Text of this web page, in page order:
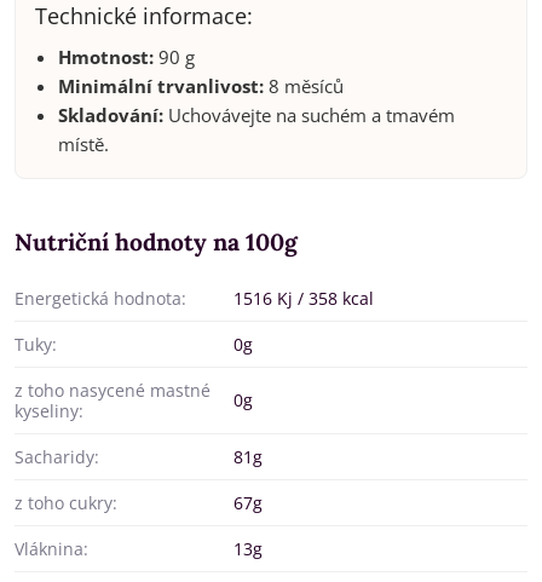
Technické informace:
Hmotnost: 90 g
Minimální trvanlivost: 8 měsíců
Skladování: Uchovávejte na suchém a tmavém
místě.
Nutriční hodnoty na 100g
Energetická hodnota:
1516 Kj / 358 kcal
Tuky:
0g
z toho nasycené mastné
kyseliny:
0g
Sacharidy:
81g
z toho cukry:
67g
Vláknina:
13g